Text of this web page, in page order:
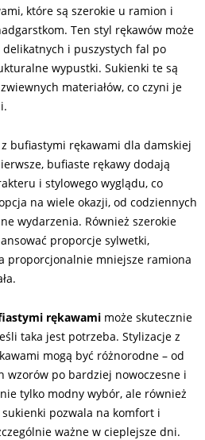
które są szerokie u ramion i
Ten styl rękawów może
i puszystych fal po
wypustki. Sukienki te są
materiałów, co czyni je
bufiastymi rękawami dla damskiej
bufiaste rękawy dodają
i stylowego wyglądu, co
na wiele okazji, od codziennych
wydarzenia. Również szerokie
proporcje sylwetki,
proporcjonalnie mniejsze ramiona
rękawami może skutecznie
taka jest potrzeba. Stylizacje z
mogą być różnorodne – od
wzorów po bardziej nowoczesne i
tylko modny wybór, ale również
pozwala na komfort i
ważne w cieplejsze dni.